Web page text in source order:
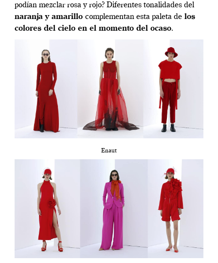
podían mezclar rosa y rojo? Diferentes tonalidades del
naranja y amarillo complementan esta paleta de los
colores del cielo en el momento del ocaso.
Enaut